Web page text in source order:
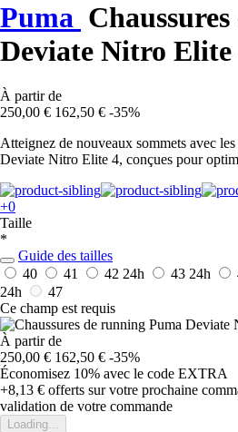
Puma
Deviate Nitro Elite
À partir de
250,00 € 162,50 € -35%
Atteignez de nouveaux sommets avec
Deviate Nitro Elite 4, conçues pour
+0
Taille
*
Guide des tailles
40
41 42 24h 43 24h
24h
47
Ce champ est requis
À partir de
250,00 € 162,50 € -35%
Économisez 10% avec le code EXTRA
+8,13 € offerts sur votre prochaine
validation de votre commande
Loading...